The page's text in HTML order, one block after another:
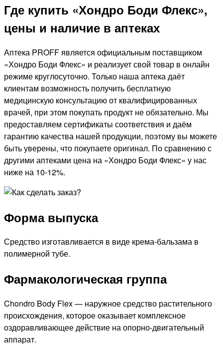
Где купить «Хондро Боди Флекс»,
цены и наличие в аптеках
Аптека PROFF является официальным поставщиком
«Хондро Боди Флекс» и реализует свой товар в онлайн
режиме круглосуточно. Только наша аптека даёт
клиентам возможность получить бесплатную
медицинскую консультацию от квалифицированных
врачей, при этом покупать продукт не обязательно. Мы
предоставляем сертификаты соответствия и даём
гарантию качества нашей продукции, поэтому вы можете
быть уверены, что покупаете оригинал. По сравнению с
другими аптеками цена на «Хондро Боди Флекс» у нас
ниже на 10-12%.
Форма выпуска
Средство изготавливается в виде крема-бальзама в
полимерной тубе.
Фармакологическая группа
Chondro Body Flex — наружное средство растительного
происхождения, которое оказывает комплексное
оздоравливающее действие на опорно-двигательный
аппарат.